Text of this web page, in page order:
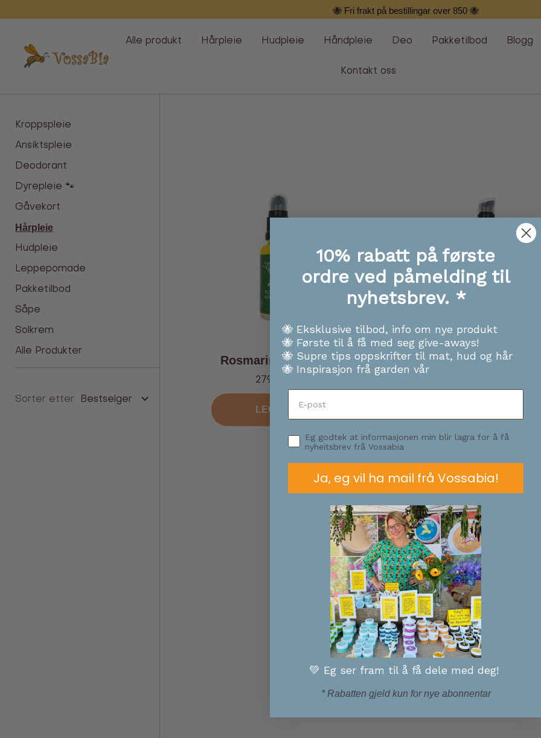
over
🐝 Fri frakt på bestillingar over 850 🐝
Alle produkt Hårpleie Hudpleie Håndpleie Deo Pakketilbod Blogg
Kontakt oss
Vossabia
Kroppspleie
Ansiktspleie
Deodorant
Dyrepleie 🐾
Gåvekort
Hårpleie
Hudpleie
Leppepomade
Pakketilbod
Såpe
Solkrem
Alle Produkter
Sorter etter Bestselger
Rosmarin hårserum
Tilbud
279,00 kr
LEGG TIL
Sitrongras
10% rabatt på første
ordre ved påmelding til
nyhetsbrev. *
🐝 Eksklusive tilbod, info om nye produkt
🐝 Første til å få med seg give-aways!
🐝 Supre tips oppskrifter til mat, hud og hår
🐝 Inspirasjon frå garden vår
Eg godtek at informasjonen min blir lagra for å få
nyheitsbrev frå Vossabia
Ja, eg vil ha mail frå Vossabia!
💚 Eg ser fram til å få dele med deg!
* Rabatten gjeld kun for nye abonnentar